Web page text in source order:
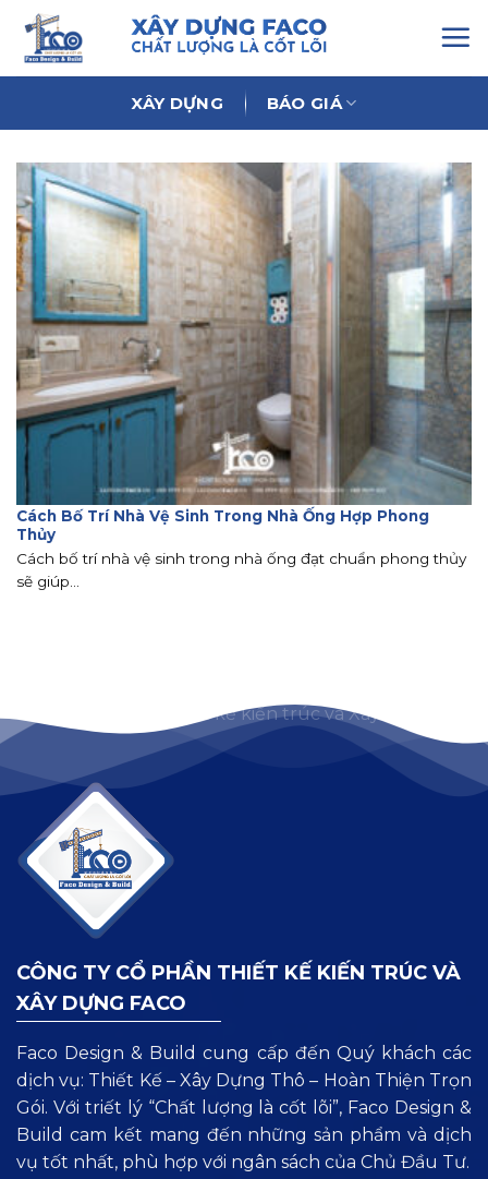
Chuyển
đến
nội
XÂY DỰNG BÁO GIÁ
Cách Bố Trí Nhà Vệ Sinh Trong Nhà Ống Hợp Phong
Thủy
Cách bố trí nhà vệ sinh trong nhà ống đạt chuẩn phong thủy
sẽ giúp...
CÔNG TY CỔ PHẦN THIẾT KẾ KIẾN TRÚC VÀ
XÂY DỰNG FACO
Faco Design & Build cung cấp đến Quý khách các
dịch vụ: Thiết Kế – Xây Dựng Thô – Hoàn Thiện Trọn
Gói. Với triết lý “Chất lượng là cốt lõi”, Faco Design &
Build cam kết mang đến những sản phẩm và dịch
vụ tốt nhất, phù hợp với ngân sách của Chủ Đầu Tư.